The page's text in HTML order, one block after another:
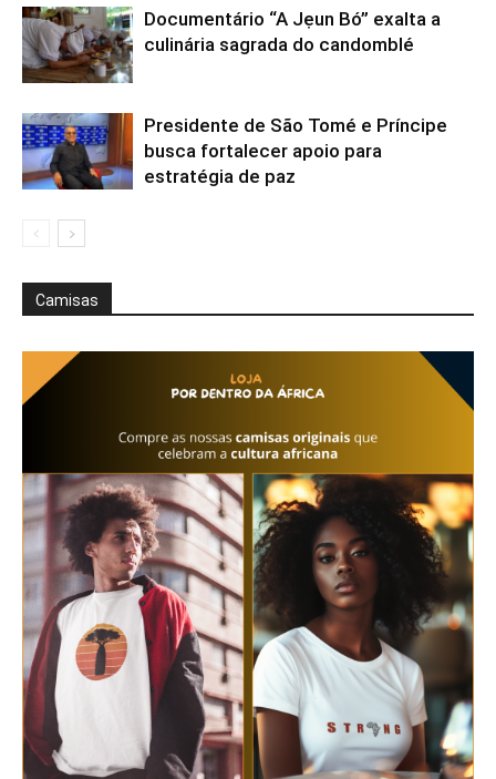
Documentário “A Jẹun Bó” exalta a
culinária sagrada do candomblé
Presidente de São Tomé e Príncipe
busca fortalecer apoio para
estratégia de paz
Camisas